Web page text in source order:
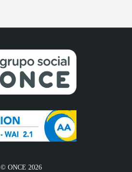
© ONCE 2026